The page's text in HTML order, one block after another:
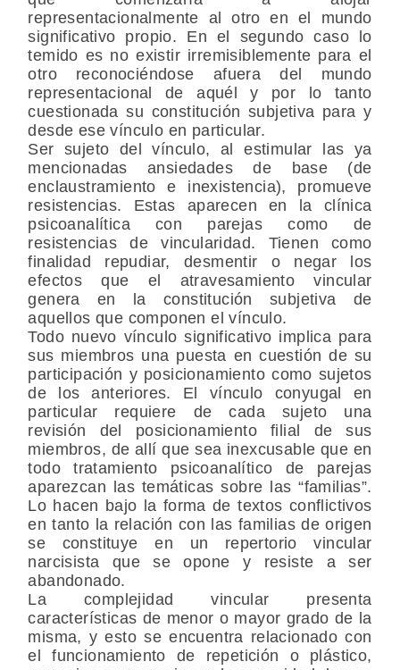
representacionalmente al otro en el mundo
significativo propio. En el segundo caso lo
temido es no existir irremisiblemente para el
otro reconociéndose afuera del mundo
representacional de aquél y por lo tanto
cuestionada su constitución subjetiva para y
desde ese vínculo en particular.
Ser sujeto del vínculo, al estimular las ya
mencionadas ansiedades de base (de
enclaustramiento e inexistencia), promueve
resistencias. Estas aparecen en la clínica
psicoanalítica con parejas como de
resistencias de vincularidad. Tienen como
finalidad repudiar, desmentir o negar los
efectos que el atravesamiento vincular
genera en la constitución subjetiva de
aquellos que componen el vínculo.
Todo nuevo vínculo significativo implica para
sus miembros una puesta en cuestión de su
participación y posicionamiento como sujetos
de los anteriores. El vínculo conyugal en
particular requiere de cada sujeto una
revisión del posicionamiento filial de sus
miembros, de allí que sea inexcusable que en
todo tratamiento psicoanalítico de parejas
aparezcan las temáticas sobre las “familias”.
Lo hacen bajo la forma de textos conflictivos
en tanto la relación con las familias de origen
se constituye en un repertorio vincular
narcisista que se opone y resiste a ser
abandonado.
La complejidad vincular presenta
características de menor o mayor grado de la
misma, y esto se encuentra relacionado con
el funcionamiento de repetición o plástico,